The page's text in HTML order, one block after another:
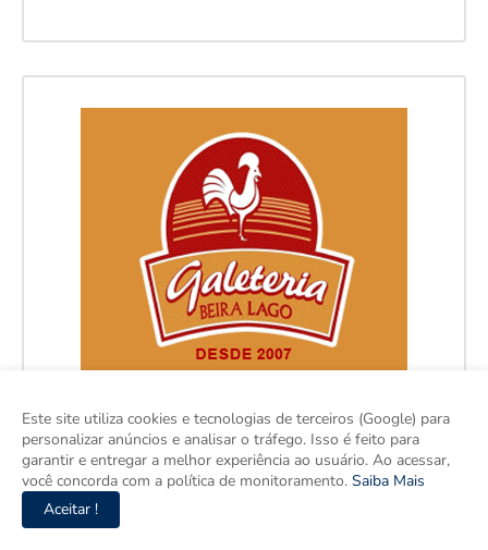
Este site utiliza cookies e tecnologias de terceiros (Google) para
personalizar anúncios e analisar o tráfego. Isso é feito para
garantir e entregar a melhor experiência ao usuário. Ao acessar,
você concorda com a política de monitoramento. Saiba Mais
Aceitar !